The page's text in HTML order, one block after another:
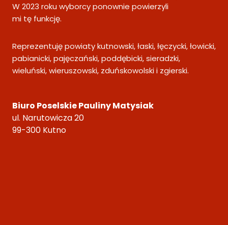
W 2023 roku wyborcy ponownie powierzyli
mi tę funkcję.
Reprezentuję powiaty kutnowski, łaski, łęczycki, łowicki,
pabianicki, pajęczański, poddębicki, sieradzki,
wieluński, wieruszowski, zduńskowolski i zgierski.
Biuro Poselskie Pauliny Matysiak
ul. Narutowicza 20
99-300 Kutno